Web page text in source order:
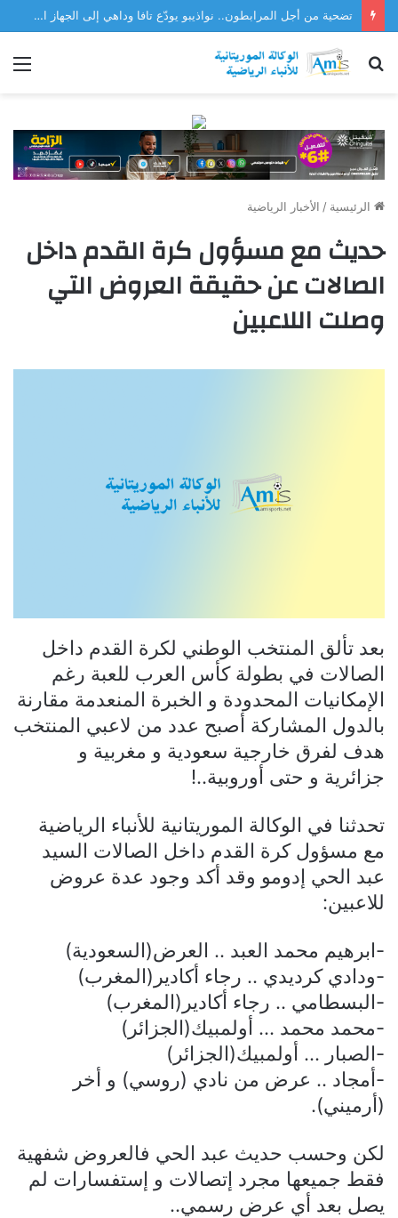
تضحية من أجل المرابطون.. نواذيبو يودّع تافا وداهي إلى الجهاز الفني للمنتخب
بحث
الرئيسية / الأخبار الرياضية
حديث مع مسؤول كرة القدم داخل
الصالات عن حقيقة العروض التي
وصلت اللاعبين
بعد تألق المنتخب الوطني لكرة القدم داخل
الصالات في بطولة كأس العرب للعبة رغم
الإمكانيات المحدودة و الخبرة المنعدمة مقارنة
بالدول المشاركة أصبح عدد من لاعبي المنتخب
هدف لفرق خارجية سعودية و مغربية و
جزائرية و حتى أوروبية..!
تحدثنا في الوكالة الموريتانية للأنباء الرياضية
مع مسؤول كرة القدم داخل الصالات السيد
عبد الحي إدومو وقد أكد وجود عدة عروض
للاعبين:
-ابرهيم محمد العبد .. العرض(السعودية)
-ودادي كرديدي .. رجاء أكادير(المغرب)
-البسطامي .. رجاء أكادير(المغرب)
-محمد محمد … أولمبيك(الجزائر)
-الصبار … أولمبيك(الجزائر)
-أمجاد .. عرض من نادي (روسي) و أخر
(أرميني).
لكن وحسب حديث عبد الحي فالعروض شفهية
فقط جميعها مجرد إتصالات و إستفسارات لم
يصل بعد أي عرض رسمي..